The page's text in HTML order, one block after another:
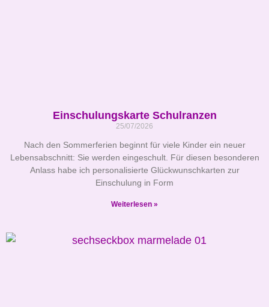
Einschulungskarte Schulranzen
25/07/2026
Nach den Sommerferien beginnt für viele Kinder ein neuer
Lebensabschnitt: Sie werden eingeschult. Für diesen besonderen
Anlass habe ich personalisierte Glückwunschkarten zur
Einschulung in Form
Weiterlesen »